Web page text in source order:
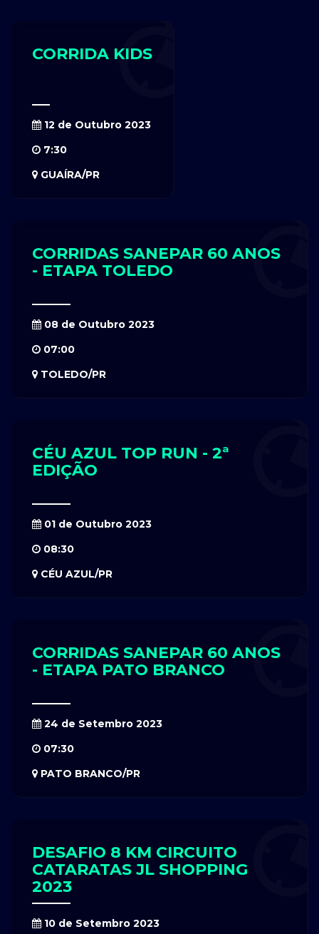
CORRIDA KIDS
12 de Outubro 2023
7:30
GUAÍRA/PR
CORRIDAS SANEPAR 60 ANOS
- ETAPA TOLEDO
08 de Outubro 2023
07:00
TOLEDO/PR
CÉU AZUL TOP RUN - 2ª
EDIÇÃO
01 de Outubro 2023
08:30
CÉU AZUL/PR
CORRIDAS SANEPAR 60 ANOS
- ETAPA PATO BRANCO
24 de Setembro 2023
07:30
PATO BRANCO/PR
DESAFIO 8 KM CIRCUITO
CATARATAS JL SHOPPING
2023
10 de Setembro 2023